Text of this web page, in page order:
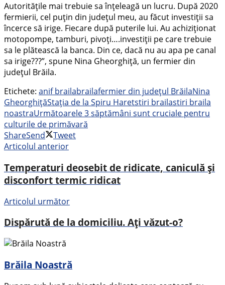
Autoritățile mai trebuie sa înțeleagă un lucru. După 2020
fermierii, cel puțin din județul meu, au făcut investiții sa
încerce să irige. Fiecare după puterile lui. Au achiziționat
motopompe, tamburi, pivoți….investiții pe care trebuie
sa le plătească la banca. Din ce, dacă nu au apa pe canal
sa irige???”, spune Nina Gheorghiță, un fermier din
județul Brăila.
Etichete: anif brailabrailafermier din județul BrăilaNina
GheorghițăStația de la Spiru Haretstiri brailastiri braila
noastraUrmătoarele 3 săptămâni sunt cruciale pentru
culturile de primăvară
ShareSend
Tweet
Articolul anterior
Temperaturi deosebit de ridicate, caniculă și
disconfort termic ridicat
Articolul următor
Dispărută de la domiciliu. Ați văzut-o?
Brăila Noastră